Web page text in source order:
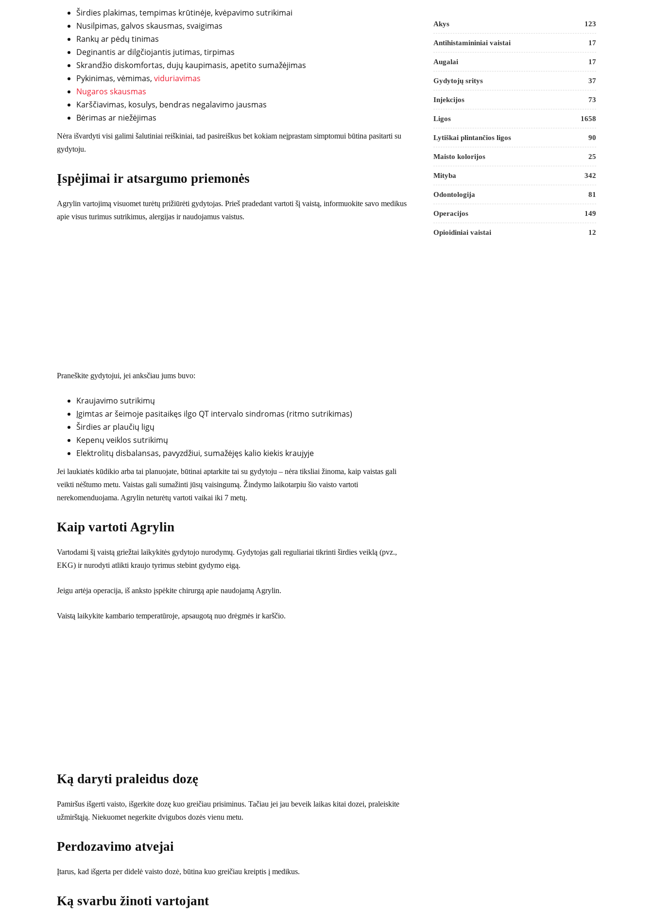
Širdies plakimas, tempimas krūtinėje, kvėpavimo sutrikimai
Nusilpimas, galvos skausmas, svaigimas
Rankų ar pėdų tinimas
Deginantis ar dilgčiojantis jutimas, tirpimas
Skrandžio diskomfortas, dujų kaupimasis, apetito sumažėjimas
Pykinimas, vėmimas, viduriavimas
Nugaros skausmas
Karščiavimas, kosulys, bendras negalavimo jausmas
Bėrimas ar niežėjimas
Nėra išvardyti visi galimi šalutiniai reiškiniai, tad pasireiškus bet kokiam neįprastam simptomui būtina pasitarti su
gydytoju.
Įspėjimai ir atsargumo priemonės
Agrylin vartojimą visuomet turėtų prižiūrėti gydytojas. Prieš pradedant vartoti šį vaistą, informuokite savo medikus
apie visus turimus sutrikimus, alergijas ir naudojamus vaistus.
Praneškite gydytojui, jei anksčiau jums buvo:
Kraujavimo sutrikimų
Įgimtas ar šeimoje pasitaikęs ilgo QT intervalo sindromas (ritmo sutrikimas)
Širdies ar plaučių ligų
Kepenų veiklos sutrikimų
Elektrolitų disbalansas, pavyzdžiui, sumažėjęs kalio kiekis kraujyje
Jei laukiatės kūdikio arba tai planuojate, būtinai aptarkite tai su gydytoju – nėra tiksliai žinoma, kaip vaistas gali
veikti nėštumo metu. Vaistas gali sumažinti jūsų vaisingumą. Žindymo laikotarpiu šio vaisto vartoti
nerekomenduojama. Agrylin neturėtų vartoti vaikai iki 7 metų.
Kaip vartoti Agrylin
Vartodami šį vaistą griežtai laikykitės gydytojo nurodymų. Gydytojas gali reguliariai tikrinti širdies veiklą (pvz.,
EKG) ir nurodyti atlikti kraujo tyrimus stebint gydymo eigą.
Jeigu artėja operacija, iš anksto įspėkite chirurgą apie naudojamą Agrylin.
Vaistą laikykite kambario temperatūroje, apsaugotą nuo drėgmės ir karščio.
Ką daryti praleidus dozę
Pamiršus išgerti vaisto, išgerkite dozę kuo greičiau prisiminus. Tačiau jei jau beveik laikas kitai dozei, praleiskite
užmirštąją. Niekuomet negerkite dvigubos dozės vienu metu.
Perdozavimo atvejai
Įtarus, kad išgerta per didelė vaisto dozė, būtina kuo greičiau kreiptis į medikus.
Ką svarbu žinoti vartojant
Akys 123
Antihistamininiai vaistai 17
Augalai 17
Gydytojų sritys 37
Injekcijos 73
Ligos 1658
Lytiškai plintančios ligos 90
Maisto kolorijos 25
Mityba 342
Odontologija 81
Operacijos 149
Opioidiniai vaistai 12